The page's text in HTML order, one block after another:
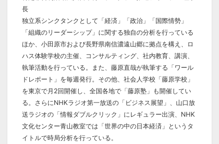
長
独立系シンクタンクとして「経済」「政治」「国際情勢」
「組織のリーダーシップ」に関する独自の分析を行っている
ほか、小田原市および長野県南信濃遠山郷に拠点を構え、ロ
ハス体験学校の主催、コンサルティング、社内教育、講演、
執筆活動を行っている。また、藤原直哉が執筆する「ワール
ドレポート」を毎週発行。その他、社会人学校「藤原学校」
を東京で月2回開催し、全国各地で「藤原塾」も開催してい
る。さらにNHKラジオ第一放送の「ビジネス展望」、山口放
送ラジオの「情報ダブルクリック」にレギュラー出演、NHK
文化センター青山教室では「世界の中の日本経済」というタ
イトルで時局分析を行っている。